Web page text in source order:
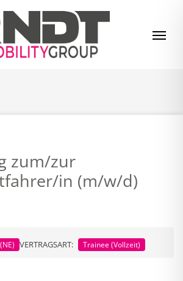
zum/zur
in (m/w/d)
VERTRAGSART: Trainee (Vollzeit)